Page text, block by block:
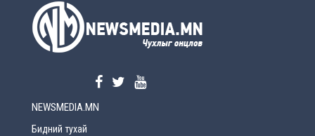
Өчигдөр
Өчигдөр
NEWSMEDIA.MN
Бидний тухай